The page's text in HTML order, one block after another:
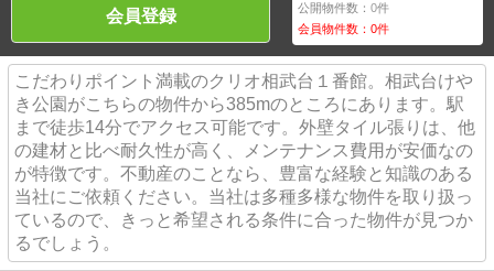
会員登録 公開物件数：0件
会員物件数：0件
こだわりポイント満載のクリオ相武台１番館。相武台けや
き公園がこちらの物件から385mのところにあります。駅
まで徒歩14分でアクセス可能です。外壁タイル張りは、他
の建材と比べ耐久性が高く、メンテナンス費用が安価なの
が特徴です。不動産のことなら、豊富な経験と知識のある
当社にご依頼ください。当社は多種多様な物件を取り扱っ
ているので、きっと希望される条件に合った物件が見つか
るでしょう。